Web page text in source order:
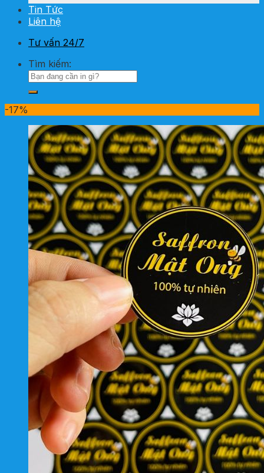
Tin Tức
Liên hệ
Tư vấn 24/7
Tìm kiếm:
-17%